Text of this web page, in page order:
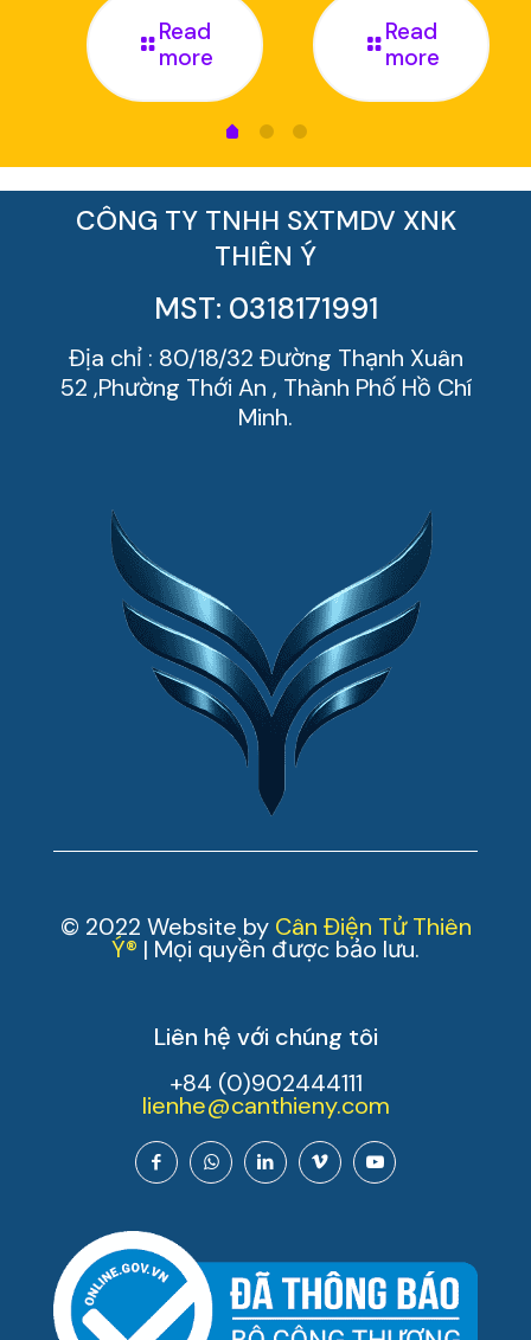
Read
more
Read
more
CÔNG TY TNHH SXTMDV XNK
THIÊN Ý
MST: 0318171991
Địa chỉ : 80/18/32 Đường Thạnh Xuân
52 ,Phường Thới An , Thành Phố Hồ Chí
Minh.
© 2022 Website by Cân Điện Tử Thiên
Ý® | Mọi quyền được bảo lưu.
Liên hệ với chúng tôi
+84 (0)902444111
lienhe@canthieny.com